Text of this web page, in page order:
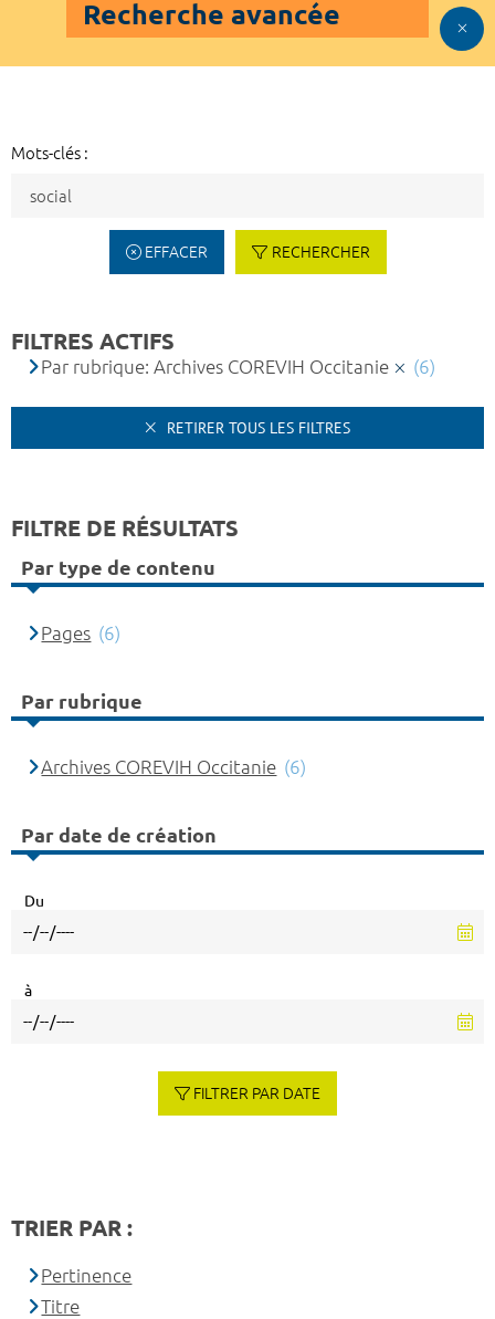
Recherche avancée
Mots-clés :
EFFACER RECHERCHER
FILTRES ACTIFS
Par rubrique: Archives COREVIH Occitanie (6)
RETIRER TOUS LES FILTRES
FILTRE DE RÉSULTATS
Par type de contenu
Pages (6)
Par rubrique
Archives COREVIH Occitanie (6)
Par date de création
Du
à
FILTRER PAR DATE
TRIER PAR :
Pertinence
Titre